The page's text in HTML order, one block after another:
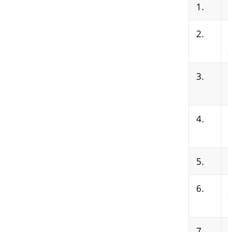
1.
2.
3.
4.
5.
6.